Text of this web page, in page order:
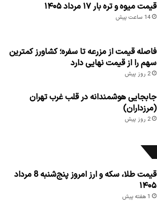
قیمت میوه و تره بار ۱۷ مرداد ۱۴۰۵
14 ساعت پیش
فاصله قیمت از مزرعه تا سفره؛ کشاورز کمترین
سهم را از قیمت نهایی دارد
2 روز پیش
جابجایی هوشمندانه در قلب غرب تهران
(مرزداران)
2 روز پیش
قیمت طلا، سکه و ارز امروز پنج‌شنبه 8 مرداد
۱۴۰۵
1 هفته پیش